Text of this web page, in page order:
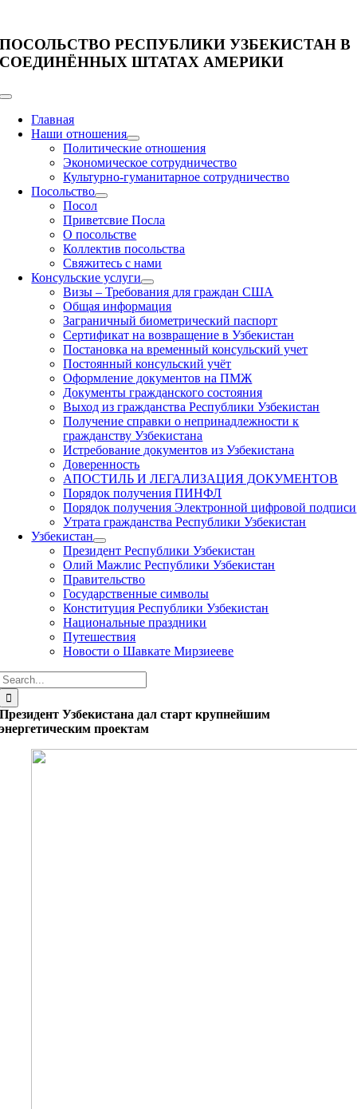
content
ПОСОЛЬСТВО РЕСПУБЛИКИ УЗБЕКИСТАН В
СОЕДИНЁННЫХ ШТАТАХ АМЕРИКИ
Toggle
NavigationГлавная
Наши отношения
Политические отношения
Экономическое сотрудничество
Культурно-гуманитарное сотрудничество
Посольство
Посол
Приветсвие Посла
О посольстве
Коллектив посольства
Свяжитесь с нами
Консульские услуги
Визы – Требования для граждан США
Общая информация
Заграничный биометрический паспорт
Сертификат на возвращение в Узбекистан
Постановка на временный консульский учет
Постоянный консульский учёт
Оформление документов на ПМЖ
Документы гражданского состояния
Выход из гражданства Республики Узбекистан
Получение справки о непринадлежности к
гражданству Узбекистана
Истребование документов из Узбекистана
Доверенность
АПОСТИЛЬ И ЛЕГАЛИЗАЦИЯ ДОКУМЕНТОВ
Порядок получения ПИНФЛ
Порядок получения Электронной цифровой подписи
Утрата гражданства Республики Узбекистан
Узбекистан
Президент Республики Узбекистан
Олий Мажлис Республики Узбекистан
Правительство
Государственные символы
Конституция Республики Узбекистан
Национальные праздники
Путешествия
Новости о Шавкате Мирзиееве
Президент Узбекистана дал старт крупнейшим
энергетическим проектам